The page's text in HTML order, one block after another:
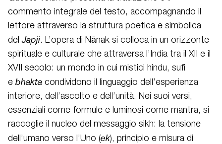
commento integrale del testo, accompagnando il
lettore attraverso la struttura poetica e simbolica
del Japjī. L’opera di Nānak si colloca in un orizzonte
spirituale e culturale che attraversa l’India tra il XII e il
XVII secolo: un mondo in cui mistici hindu, sufi
e bhakta condividono il linguaggio dell’esperienza
interiore, dell’ascolto e dell’unità. Nei suoi versi,
essenziali come formule e luminosi come mantra, si
raccoglie il nucleo del messaggio sikh: la tensione
dell’umano verso l’Uno (ek), principio e misura di